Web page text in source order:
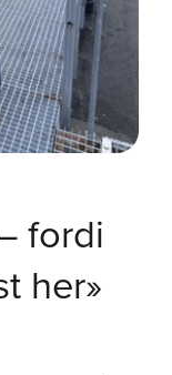
fordi
her»